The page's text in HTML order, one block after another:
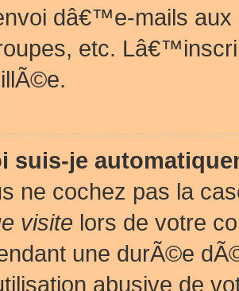
dâ€™e-mails
etc.
suis-je
ne cochez pas la
visite lors de votre
une durÃ©e
abusive de